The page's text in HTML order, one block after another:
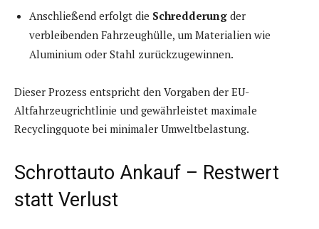
Anschließend erfolgt die Schredderung der
verbleibenden Fahrzeughülle, um Materialien wie
Aluminium oder Stahl zurückzugewinnen.
Dieser Prozess entspricht den Vorgaben der EU-
Altfahrzeugrichtlinie und gewährleistet maximale
Recyclingquote bei minimaler Umweltbelastung.
Schrottauto Ankauf – Restwert
statt Verlust